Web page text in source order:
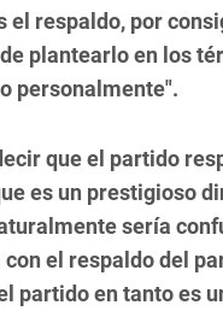
el respaldo, por
plantearlo en los
personalmente".
que el partido
es un prestigioso
sería
el respaldo del
partido en tanto es